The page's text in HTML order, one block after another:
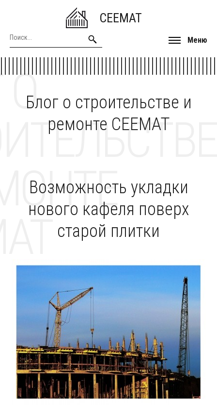
CEEMAT
Меню
Блог о строительстве и
ремонте CEEMAT
О
Возможность укладки
нового кафеля поверх
старой плитки